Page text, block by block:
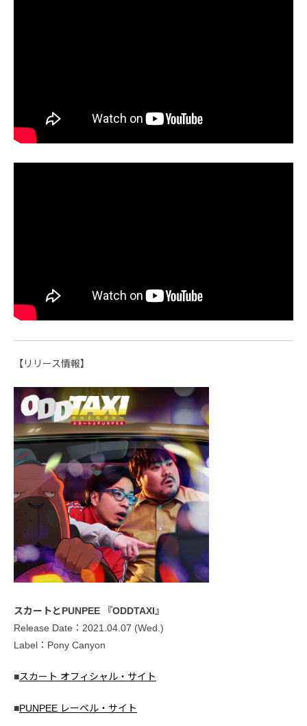
【リリース情報】
スカートとPUNPEE 『ODDTAXI』
Release Date：2021.04.07 (Wed.)
Label：Pony Canyon
■スカート オフィシャル・サイト
■PUNPEE レーベル・サイト